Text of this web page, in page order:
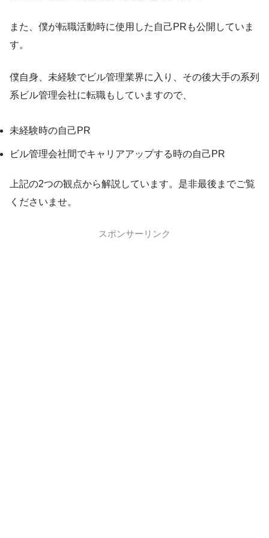
また、僕が転職活動時に使用した自己PRも公開していま
す。
僕自身、未経験でビル管理業界に入り、その後大手の系列
系ビル管理会社に転職もしていますので、
未経験時の自己PR
ビル管理会社間でキャリアアップする時の自己PR
上記の2つの観点から解説しています。是非最後までご覧
くださいませ。
スポンサーリンク